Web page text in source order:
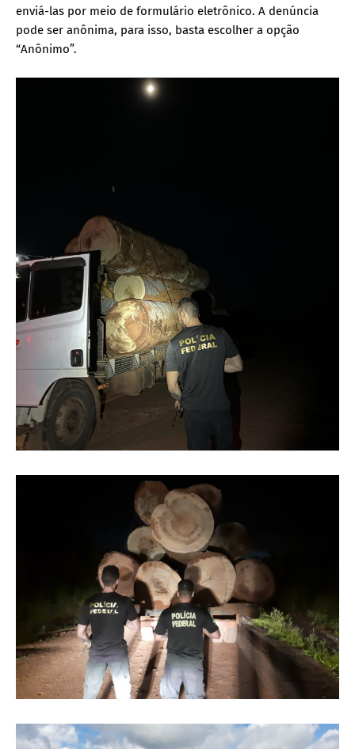
enviá-las por meio de formulário eletrônico. A denúncia
pode ser anônima, para isso, basta escolher a opção
“Anônimo”.